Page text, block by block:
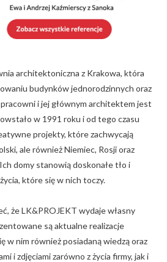
architektoniczna z Krakowa, która
budynków jednorodzinnych oraz
i jej głównym architektem jest
w 1991 roku i od tego czasu
projekty, które zachwycają
ale również Niemiec, Rosji oraz
domy stanowią doskonałe tło i
które się w nich toczy.
że LK&PROJEKT wydaje własny
są aktualne realizacje
w nim również posiadaną wiedzą oraz
i zdjęciami zarówno z życia firmy, jak i